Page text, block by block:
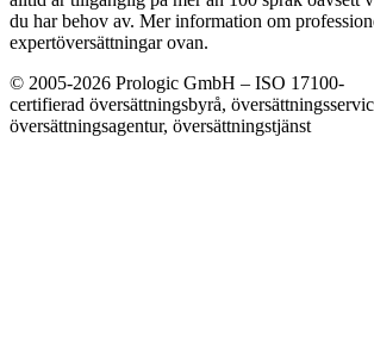
du har behov av. Mer information om
expertöversättningar ovan.
© 2005-2026 Prologic GmbH – ISO 17100-
certifierad översättningsbyrå,
översättningsagentur, översättningstjänst